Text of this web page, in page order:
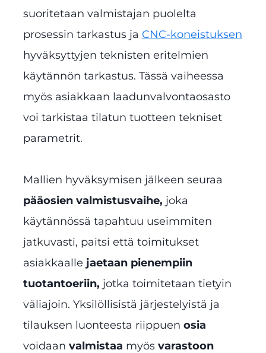
suoritetaan valmistajan puolelta
prosessin tarkastus ja CNC-koneistuksen
hyväksyttyjen teknisten eritelmien
käytännön tarkastus. Tässä vaiheessa
myös asiakkaan laadunvalvontaosasto
voi tarkistaa tilatun tuotteen tekniset
parametrit.
Mallien hyväksymisen jälkeen seuraa
pääosien valmistusvaihe, joka
käytännössä tapahtuu useimmiten
jatkuvasti, paitsi että toimitukset
asiakkaalle jaetaan pienempiin
tuotantoeriin, jotka toimitetaan tietyin
väliajoin. Yksilöllisistä järjestelyistä ja
tilauksen luonteesta riippuen osia
voidaan valmistaa myös varastoon